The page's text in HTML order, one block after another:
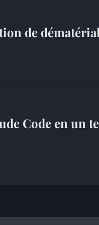
de
Code en un